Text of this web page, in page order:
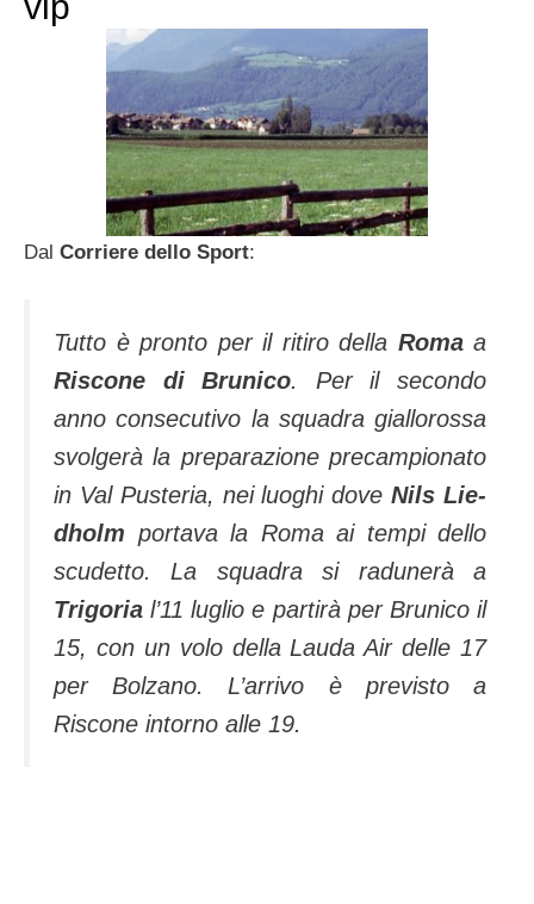
Dal Corriere dello Sport:
Tutto è pronto per il ritiro della Romaa
Ri­scone di Brunico. Per il secondo
anno consecutivo la squadra giallorossa
svolgerà la preparazione pre­campionato
in Val Pusteria, nei luoghi doveNils Lie­
dholm portava la Roma ai tempi dello
scudetto. La squadra si radunerà a
Trigoria l’11 luglio e partirà per Brunico il
15, con un volo della Lauda Air delle 17
per Bolzano. L’arrivo è previsto a
Riscone intor­no alle 19.